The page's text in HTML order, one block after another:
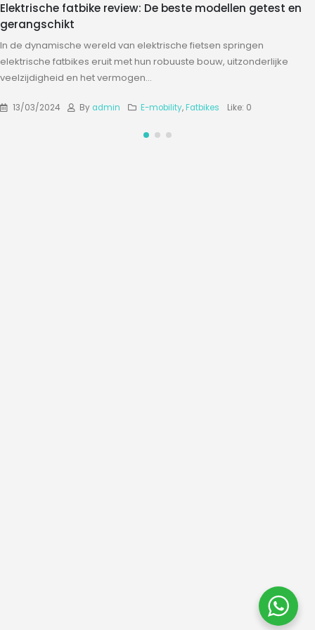
Elektrische fatbike review: De beste modellen getest en
gerangschikt
In de dynamische wereld van elektrische fietsen springen
elektrische fatbikes eruit met hun robuuste bouw, uitzonderlijke
veelzijdigheid en het vermogen...
13/03/2024 By admin E-mobility,Fatbikes Like: 0